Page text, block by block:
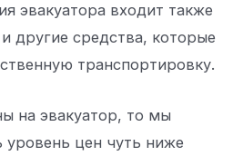
эвакуатора входит также
другие средства, которые
транспортировку.
на эвакуатор, то мы
уровень цен чуть ниже